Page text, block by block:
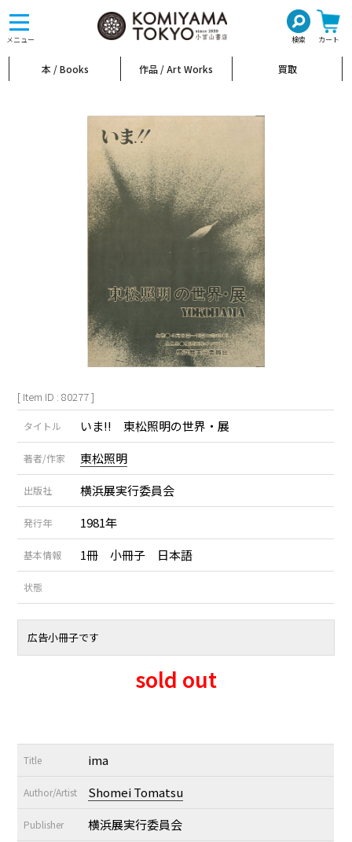
メニュー 検索 カート
toggle
navigation
本 / Books 作品 / Art Works 買取
[ Item ID : 80277 ]
タイトル いま!! 東松照明の世界・展
著者/作家 東松照明
出版社 横浜展実行委員会
発行年 1981年
基本情報 1冊 小冊子 日本語
状態
広告小冊子です
sold out
Title ima
Author/Artist Shomei Tomatsu
Publisher 横浜展実行委員会